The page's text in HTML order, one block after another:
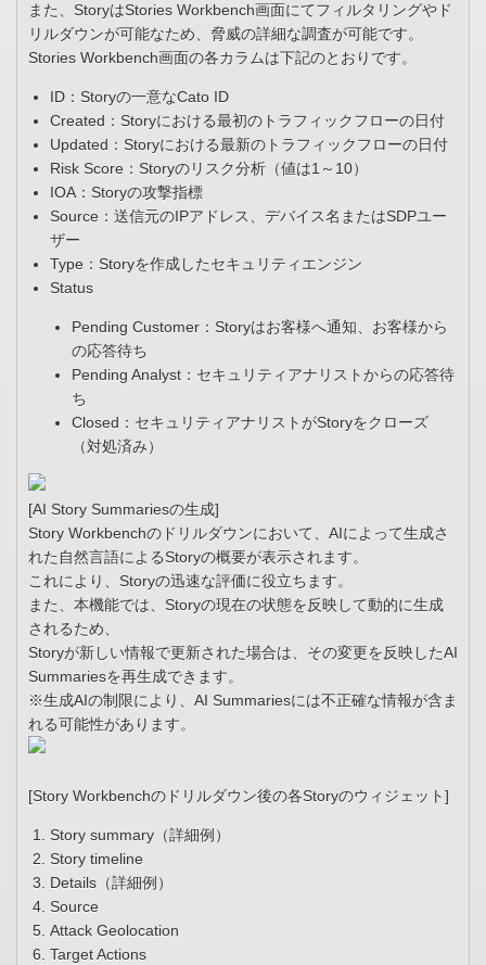
また、StoryはStories Workbench画面にてフィルタリングやド
リルダウンが可能なため、脅威の詳細な調査が可能です。
Stories Workbench画面の各カラムは下記のとおりです。
ID：Storyの一意なCato ID
Created：Storyにおける最初のトラフィックフローの日付
Updated：Storyにおける最新のトラフィックフローの日付
Risk Score：Storyのリスク分析（値は1～10）
IOA：Storyの攻撃指標
Source：送信元のIPアドレス、デバイス名またはSDPユー
ザー
Type：Storyを作成したセキュリティエンジン
Status
Pending Customer：Storyはお客様へ通知、お客様から
の応答待ち
Pending Analyst：セキュリティアナリストからの応答待
ち
Closed：セキュリティアナリストがStoryをクローズ
（対処済み）
[AI Story Summariesの生成]
Story Workbenchのドリルダウンにおいて、AIによって生成さ
れた自然言語によるStoryの概要が表示されます。
これにより、Storyの迅速な評価に役立ちます。
また、本機能では、Storyの現在の状態を反映して動的に生成
されるため、
Storyが新しい情報で更新された場合は、その変更を反映したAI
Summariesを再生成できます。
※生成AIの制限により、AI Summariesには不正確な情報が含ま
れる可能性があります。
[Story Workbenchのドリルダウン後の各Storyのウィジェット]
Story summary（詳細例）
Story timeline
Details（詳細例）
Source
Attack Geolocation
Target Actions